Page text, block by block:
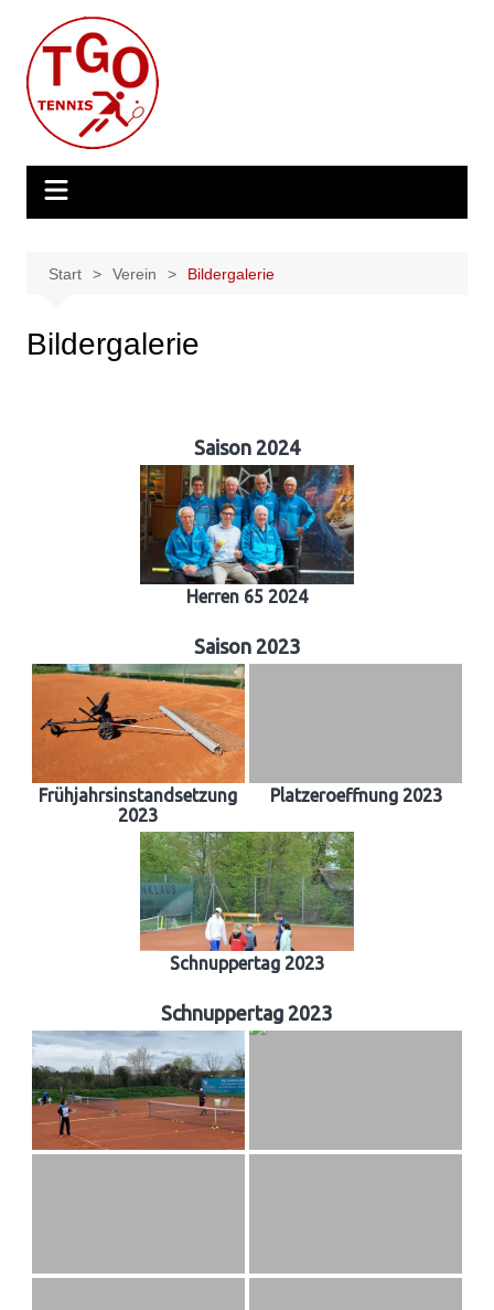
Inhalt
springen
Start Verein Bildergalerie
Bildergalerie
Saison 2024
Herren 65 2024
Saison 2023
Frühjahrsinstandsetzung
2023
Platzeroeffnung 2023
Schnuppertag 2023
Schnuppertag 2023